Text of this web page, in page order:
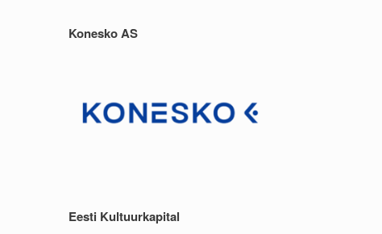
Konesko AS
Eesti Kultuurkapital